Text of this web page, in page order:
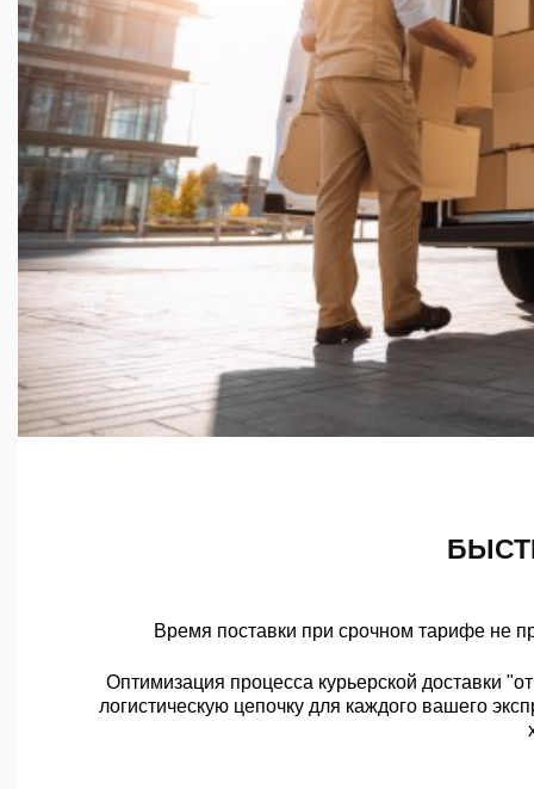
Время поставки при срочном тарифе не
Оптимизация процесса курьерской доставки
логистическую цепочку для каждого вашего